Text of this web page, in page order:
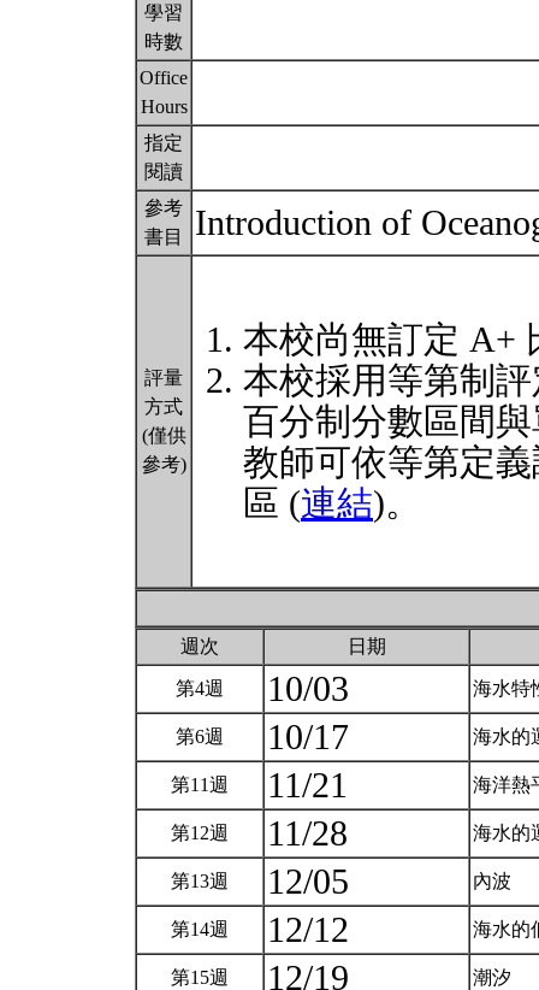
學習
時數
Office
Hours
指定
閱讀
參考
書目
Introduction of
評量
方式
(僅供
參考)
本校尚無訂定 A+
本校採用等第制
百分制分數區間
教師可依等第定
區 (連結)。
週次 日期
第4週 10/03 海水特
第6週 10/17 海水的
第11週 11/21 海洋熱
第12週 11/28 海水的
第13週 12/05 內波
第14週 12/12 海水的
第15週 12/19 潮汐